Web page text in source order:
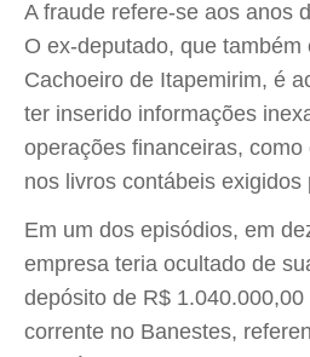
A fraude refere-se aos anos
O ex-deputado, que também
Cachoeiro de Itapemirim, é
ter inserido informações
operações financeiras,
nos livros contábeis exigidos
Em um dos episódios, em
empresa teria ocultado de
depósito de R$
corrente no Banestes,